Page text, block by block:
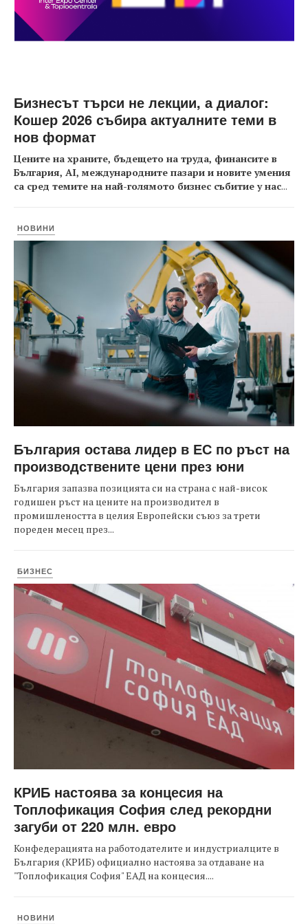
Бизнесът търси не лекции, а диалог:
Кошер 2026 събира актуалните теми в
нов формат
Цените на храните, бъдещето на труда, финансите в
България, AI, международните пазари и новите умения
са сред темите на най-голямото бизнес събитие у нас...
НОВИНИ
България остава лидер в ЕС по ръст на
производствените цени през юни
България запазва позицията си на страна с най-висок
годишен ръст на цените на производител в
промишлеността в целия Европейски съюз за трети
пореден месец през...
БИЗНЕС
КРИБ настоява за концесия на
Топлофикация София след рекордни
загуби от 220 млн. евро
Конфедерацията на работодателите и индустриалците в
България (КРИБ) официално настоява за отдаване на
"Топлофикация София" ЕАД на концесия....
НОВИНИ